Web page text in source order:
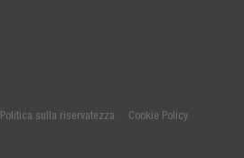
Politica sulla riservatezza Cookie Policy